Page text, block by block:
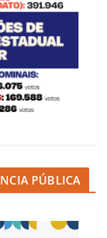
PÚBLICA